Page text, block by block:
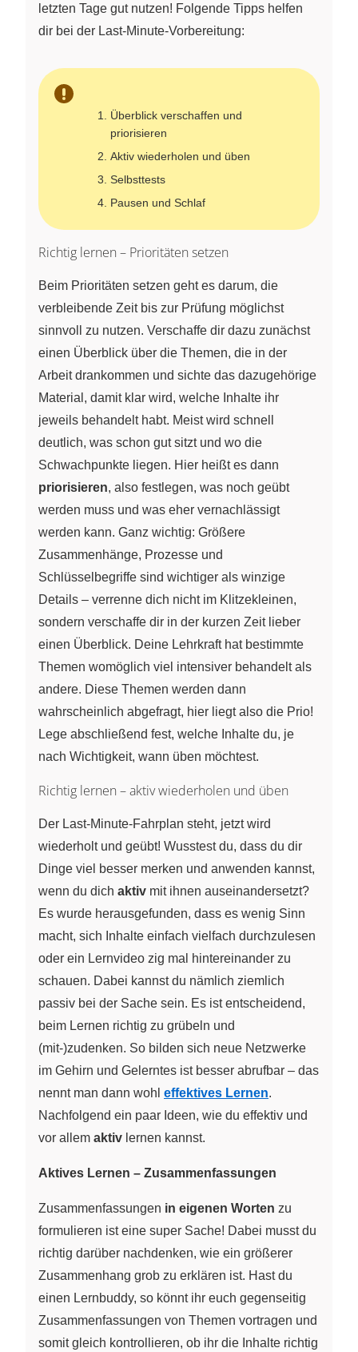
letzten Tage gut nutzen! Folgende Tipps helfen
dir bei der Last-Minute-Vorbereitung:
Überblick verschaffen und
priorisieren
Aktiv wiederholen und üben
Selbsttests
Pausen und Schlaf
Richtig lernen – Prioritäten setzen
Beim Prioritäten setzen geht es darum, die
verbleibende Zeit bis zur Prüfung möglichst
sinnvoll zu nutzen. Verschaffe dir dazu zunächst
einen Überblick über die Themen, die in der
Arbeit drankommen und sichte das dazugehörige
Material, damit klar wird, welche Inhalte ihr
jeweils behandelt habt. Meist wird schnell
deutlich, was schon gut sitzt und wo die
Schwachpunkte liegen. Hier heißt es dann
priorisieren, also festlegen, was noch geübt
werden muss und was eher vernachlässigt
werden kann. Ganz wichtig: Größere
Zusammenhänge, Prozesse und
Schlüsselbegriffe sind wichtiger als winzige
Details – verrenne dich nicht im Klitzekleinen,
sondern verschaffe dir in der kurzen Zeit lieber
einen Überblick. Deine Lehrkraft hat bestimmte
Themen womöglich viel intensiver behandelt als
andere. Diese Themen werden dann
wahrscheinlich abgefragt, hier liegt also die Prio!
Lege abschließend fest, welche Inhalte du, je
nach Wichtigkeit, wann üben möchtest.
Richtig lernen – aktiv wiederholen und üben
Der Last-Minute-Fahrplan steht, jetzt wird
wiederholt und geübt! Wusstest du, dass du dir
Dinge viel besser merken und anwenden kannst,
wenn du dich aktiv mit ihnen auseinandersetzt?
Es wurde herausgefunden, dass es wenig Sinn
macht, sich Inhalte einfach vielfach durchzulesen
oder ein Lernvideo zig mal hintereinander zu
schauen. Dabei kannst du nämlich ziemlich
passiv bei der Sache sein. Es ist entscheidend,
beim Lernen richtig zu grübeln und
(mit-)zudenken. So bilden sich neue Netzwerke
im Gehirn und Gelerntes ist besser abrufbar – das
nennt man dann wohl effektives Lernen.
Nachfolgend ein paar Ideen, wie du effektiv und
vor allem aktiv lernen kannst.
Aktives Lernen – Zusammenfassungen
Zusammenfassungen in eigenen Worten zu
formulieren ist eine super Sache! Dabei musst du
richtig darüber nachdenken, wie ein größerer
Zusammenhang grob zu erklären ist. Hast du
einen Lernbuddy, so könnt ihr euch gegenseitig
Zusammenfassungen von Themen vortragen und
somit gleich kontrollieren, ob ihr die Inhalte richtig